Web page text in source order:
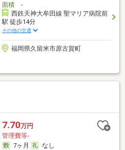
面積-
西鉄天神大牟田線 聖マリア病院前
駅 徒歩14分
その他の交通
福岡県久留米市原古賀町
7.70万円
管理費等-
7ヶ月
なし